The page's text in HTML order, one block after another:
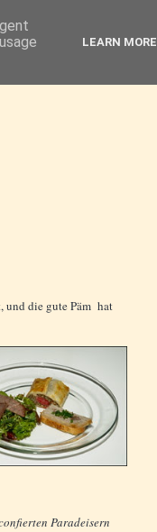
und die gute Päm hat
Paradeisern
LEARN MORE